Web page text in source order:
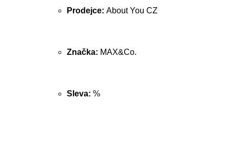
Prodejce: About You CZ
Značka: MAX&Co.
Sleva: %